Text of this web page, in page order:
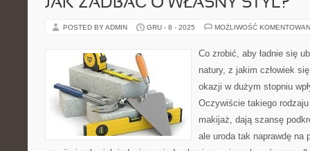
JAK ZADBAĆ O WŁASNY STYL?
POSTED BY ADMIN GRU - 8 - 2025 MOŻLIWOŚĆ
Co zrobić, aby ładnie się
natury, z jakim człowiek
okazji w dużym stopniu
Oczywiście takiego
makijaż, dają szansę
ale uroda tak naprawdę na